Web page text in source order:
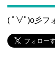
( ﾟ∀ﾟ)o彡フ